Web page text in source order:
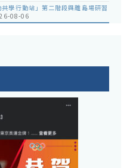
學行動站」第二階段與離島場研習
08-06